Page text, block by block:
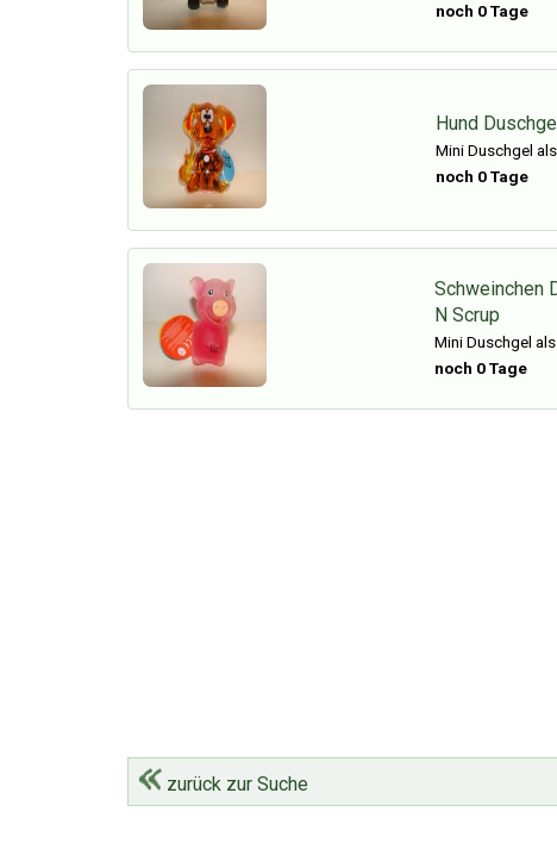
noch 0 Tage
Hund
Mini Duschgel
noch 0 Tage
Schweinchen
N Scrup
Mini Duschgel
noch 0 Tage
zurück zur Suche